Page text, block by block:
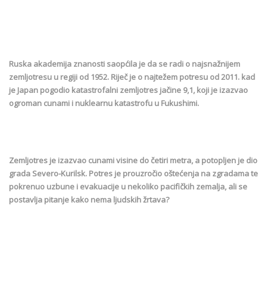
Ruska akademija znanosti saopćila je da se radi o najsnažnijem
zemljotresu u regiji od 1952. Riječ je o najtežem potresu od 2011. kad
je Japan pogodio katastrofalni zemljotres jačine 9,1, koji je izazvao
ogroman cunami i nuklearnu katastrofu u Fukushimi.
Zemljotres je izazvao cunami visine do četiri metra, a potopljen je dio
grada Severo-Kurilsk. Potres je prouzročio oštećenja na zgradama te
pokrenuo uzbune i evakuacije u nekoliko pacifičkih zemalja, ali se
postavlja pitanje kako nema ljudskih žrtava?